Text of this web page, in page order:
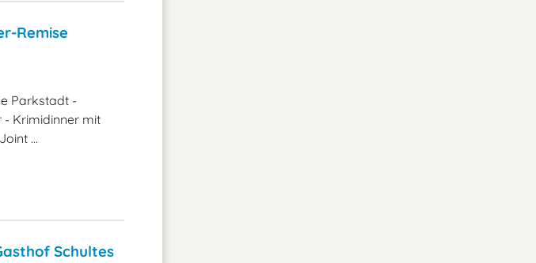
Remise
Parkstadt -
- Krimidinner mit
...
Schultes